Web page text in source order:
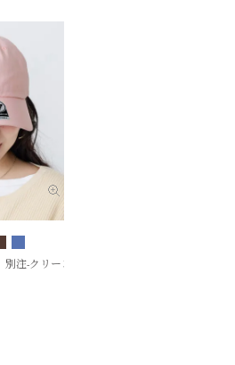
ャツby THE DODO JEAN
注-クリーンナップCAP- CLEAN UP